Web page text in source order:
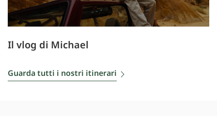
Il vlog di Michael
Guarda tutti i nostri itinerari